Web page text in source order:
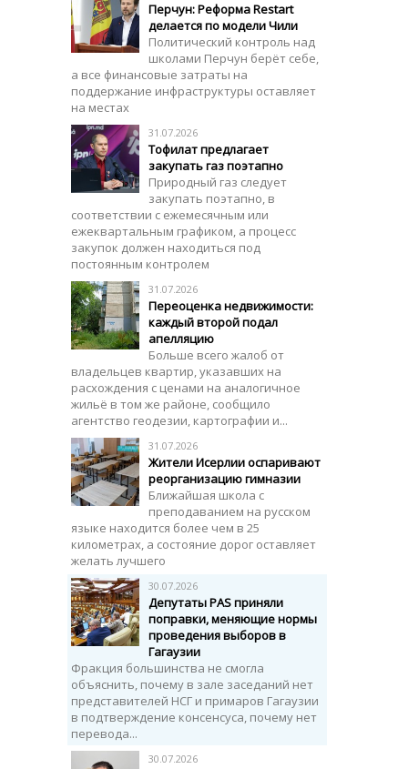
Перчун: Реформа Restart
делается по модели Чили
Политический контроль над
школами Перчун берёт себе,
а все финансовые затраты на
поддержание инфраструктуры оставляет
на местах
31.07.2026
Тофилат предлагает
закупать газ поэтапно
Природный газ следует
закупать поэтапно, в
соответствии с ежемесячным или
ежеквартальным графиком, а процесс
закупок должен находиться под
постоянным контролем
31.07.2026
Переоценка недвижимости:
каждый второй подал
апелляцию
Больше всего жалоб от
владельцев квартир, указавших на
расхождения с ценами на аналогичное
жильё в том же районе, сообщило
агентство геодезии, картографии и...
31.07.2026
Жители Исерлии оспаривают
реорганизацию гимназии
Ближайшая школа с
преподаванием на русском
языке находится более чем в 25
километрах, а состояние дорог оставляет
желать лучшего
30.07.2026
Депутаты PAS приняли
поправки, меняющие нормы
проведения выборов в
Гагаузии
Фракция большинства не смогла
объяснить, почему в зале заседаний нет
представителей НСГ и примаров Гагаузии
в подтверждение консенсуса, почему нет
перевода...
30.07.2026